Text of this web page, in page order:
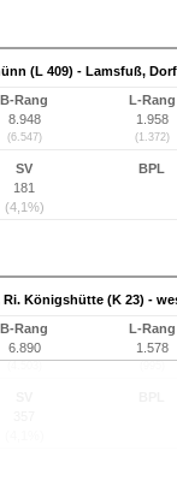
(L 409) - Lamsfuß,
B-Rang
8.948
(6.547)
L-Rang
1.958
(1.372)
SV
181
(4,1%)
BPL
Königshütte (K 23) -
B-Rang
6.890
L-Rang
1.578